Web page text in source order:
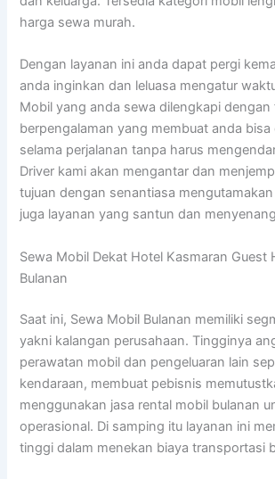
harga sewa murah.
Dengan layanan ini anda dapat pergi
anda inginkan dan leluasa mengatur
Mobil yang anda sewa dilengkapi dengan
berpengalaman yang membuat anda
selama perjalanan tanpa harus
Driver kami akan mengantar dan
tujuan dengan senantiasa
juga layanan yang santun dan
Sewa Mobil Dekat Hotel Kasmaran Guest
Bulanan
Saat ini, Sewa Mobil Bulanan memiliki
yakni kalangan perusahaan. Tingginya
perawatan mobil dan pengeluaran lain
kendaraan, membuat pebisnis
menggunakan jasa rental mobil bulanan
operasional. Di samping itu layanan ini
tinggi dalam menekan biaya transportasi